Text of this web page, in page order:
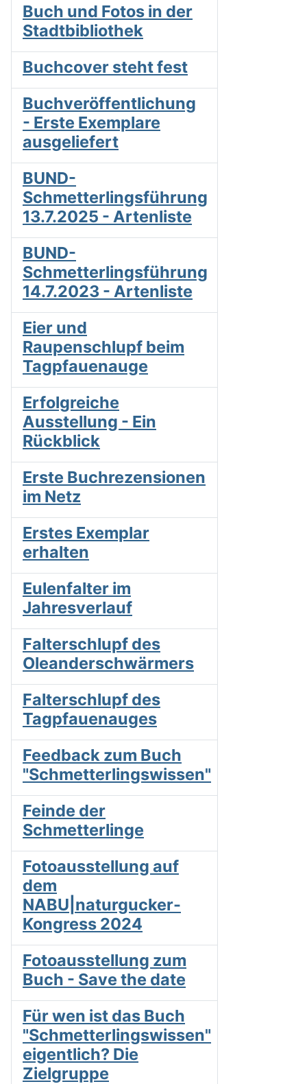
Buch und Fotos in der
Stadtbibliothek
Buchcover steht fest
Buchveröffentlichung
- Erste Exemplare
ausgeliefert
BUND-
Schmetterlingsführung
13.7.2025 - Artenliste
BUND-
Schmetterlingsführung
14.7.2023 - Artenliste
Eier und
Raupenschlupf beim
Tagpfauenauge
Erfolgreiche
Ausstellung - Ein
Rückblick
Erste Buchrezensionen
im Netz
Erstes Exemplar
erhalten
Eulenfalter im
Jahresverlauf
Falterschlupf des
Oleanderschwärmers
Falterschlupf des
Tagpfauenauges
Feedback zum Buch
"Schmetterlingswissen"
Feinde der
Schmetterlinge
Fotoausstellung auf
dem
NABU|naturgucker-
Kongress 2024
Fotoausstellung zum
Buch - Save the date
Für wen ist das Buch
"Schmetterlingswissen"
eigentlich? Die
Zielgruppe